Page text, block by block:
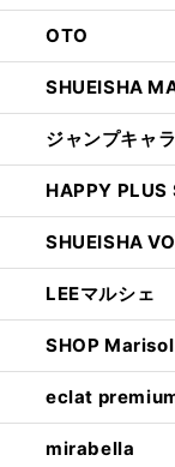
OTO
SHUEISHA
ジャンプキャ
HAPPY PLUS
SHUEISHA
LEEマルシェ
SHOP Marisol
eclat
mirabella